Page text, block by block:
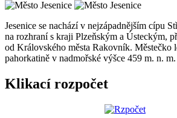
Jesenice se nachází v nejzápadnějším cípu
na rozhraní s kraji Plzeňským a Ústeckým,
od Královského města Rakovník. Městečko
pahorkatině v nadmořské výšce 459 m. n.
Klikací rozpočet